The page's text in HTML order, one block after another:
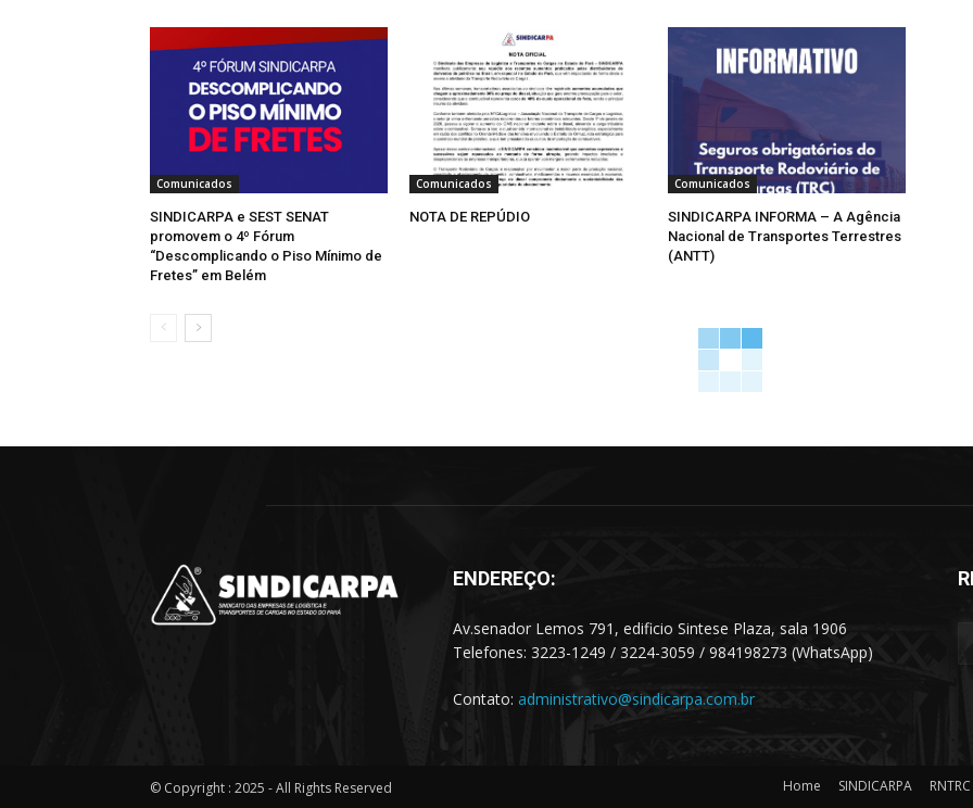
Comunicados
SINDICARPA e SEST SENAT
promovem o 4º Fórum
“Descomplicando o Piso Mínimo de
Fretes” em Belém
Comunicados
NOTA DE REPÚDIO
Comunicados
SINDICARPA INFORMA – A Agência
Nacional de Transportes Terrestres
(ANTT)
ENDEREÇO:
Av.senador Lemos 791, edificio Sintese Plaza, sala 1906
Telefones: 3223-1249 / 3224-3059 / 984198273 (WhatsApp)
Contato: administrativo@sindicarpa.com.br
© Copyright : 2025 - All Rights Reserved Home SINDICARPA RNTRC